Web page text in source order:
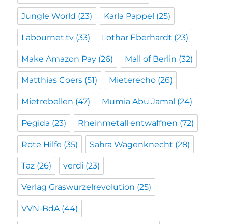
Jungle World (23) Karla Pappel (25)
Labournet.tv (33) Lothar Eberhardt (23)
Make Amazon Pay (26) Mall of Berlin (32)
Matthias Coers (51) Mieterecho (26)
Mietrebellen (47) Mumia Abu Jamal (24)
Pegida (23) Rheinmetall entwaffnen (72)
Rote Hilfe (35) Sahra Wagenknecht (28)
Taz (26) verdi (23)
Verlag Graswurzelrevolution (25)
VVN-BdA (44)